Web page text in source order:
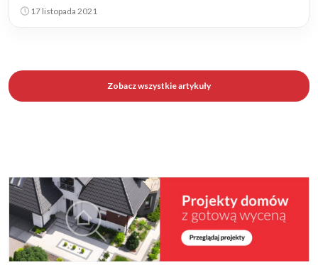
17 listopada 2021
Zobacz wszystkie artykuły